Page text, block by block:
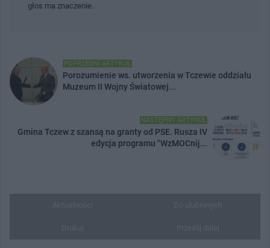
głos ma znaczenie.
POPRZEDNI ARTYKUŁ
Porozumienie ws. utworzenia w Tczewie oddziału
Muzeum II Wojny Światowej...
NASTĘPNY ARTYKUŁ
Gmina Tczew z szansą na granty od PSE. Rusza IV
edycja programu "WzMOCnij...